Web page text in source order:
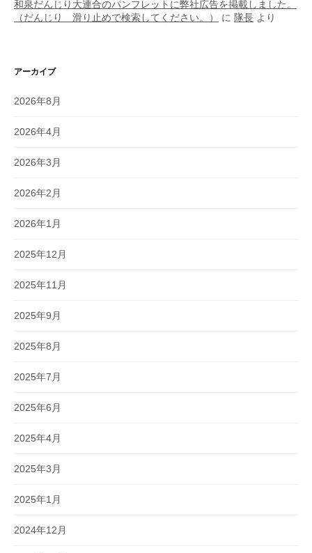
和泉だんじり大連合のパンフレットに弊社広告を掲載しました。
（だんじり 滑り止めで検索してください。）
に 隊長 より
アーカイブ
2026年8月
2026年4月
2026年3月
2026年2月
2026年1月
2025年12月
2025年11月
2025年9月
2025年8月
2025年7月
2025年6月
2025年4月
2025年3月
2025年1月
2024年12月